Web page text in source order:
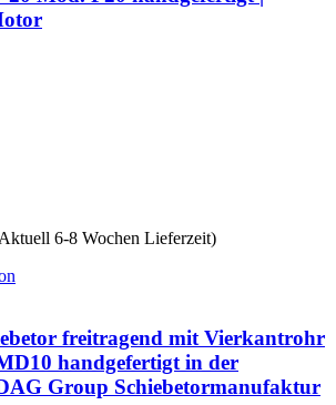
6-8 Wochen Lieferzeit)
freitragend mit Vierkantrohr
handgefertigt in der
Group Schiebetormanufaktur